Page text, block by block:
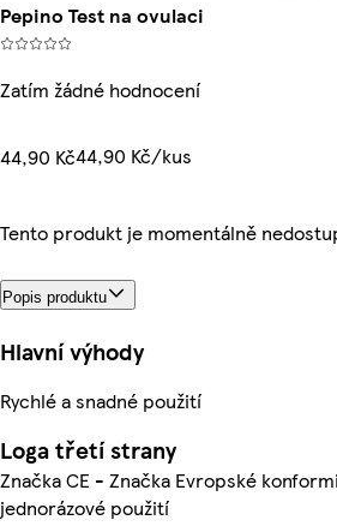
Pepino Test na ovulaci
Zatím žádné hodnocení
44,90 Kč44,90 Kč/kus
Tento produkt je momentálně
Popis produktu
Hlavní výhody
Rychlé a snadné použití
Loga třetí strany
Značka CE - Značka Evropské
jednorázové použití